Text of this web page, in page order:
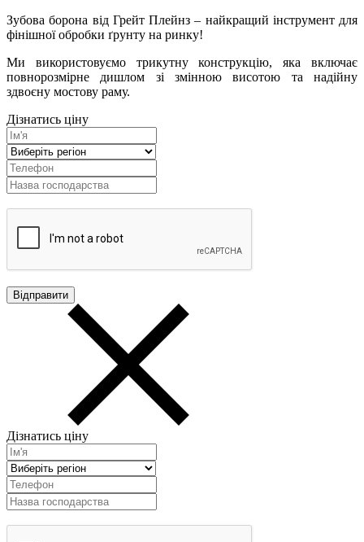
Зубова борона від Грейт Плейнз – найкращий інструмент для
фінішної обробки ґрунту на ринку!
Ми використовуємо трикутну конструкцію, яка включає
повнорозмірне дишлом зі змінною висотою та надійну
здвоєну мостову раму.
Дізнатись ціну
Дізнатись ціну